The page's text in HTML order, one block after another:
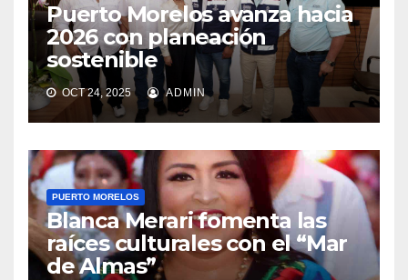
Puerto Morelos avanza hacia
2026 con planeación
sostenible
OCT 24, 2025 ADMIN
PUERTO MORELOS
Blanca Merari fomenta las
raíces culturales con el “Mar
de Almas”